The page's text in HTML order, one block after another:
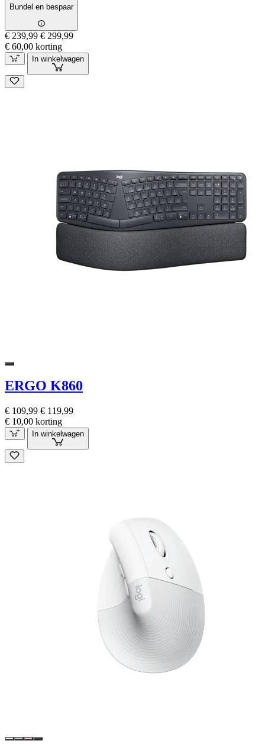
Bundel en bespaar
€ 239,99 € 299,99
€ 60,00 korting
In winkelwagen
ERGO K860
€ 109,99 € 119,99
€ 10,00 korting
In winkelwagen